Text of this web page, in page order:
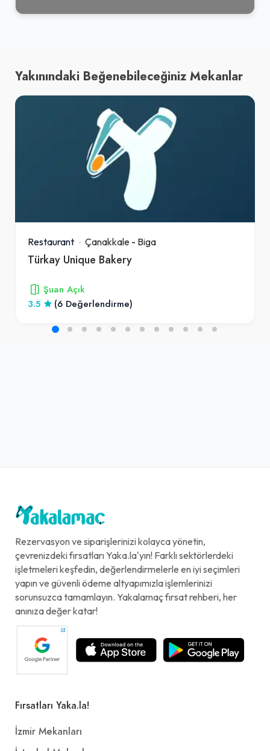
Yakınındaki Beğenebileceğiniz Mekanlar
Restaurant Çanakkale - Biga
Türkay Unique Bakery
Şuan Açık
3.5
(6 Değerlendirme)
Rezervasyon ve siparişlerinizi kolayca yönetin,
çevrenizdeki fırsatları Yaka.la'yın! Farklı sektörlerdeki
işletmeleri keşfedin, değerlendirmelerle en iyi seçimleri
yapın ve güvenli ödeme altyapımızla işlemlerinizi
sorunsuzca tamamlayın. Yakalamaç fırsat rehberi, her
anınıza değer katar!
Fırsatları Yaka.la!
İzmir Mekanları